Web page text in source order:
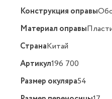
Конструкция оправы
Материал оправы
СтранаКитай
Артикул196 700
Размер окуляра54